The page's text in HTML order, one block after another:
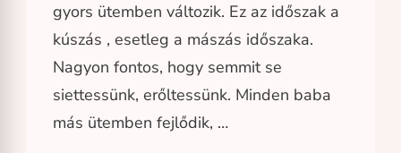
gyors ütemben változik. Ez az időszak a
kúszás , esetleg a mászás időszaka.
Nagyon fontos, hogy semmit se
siettessünk, erőltessünk. Minden baba
más ütemben fejlődik, …